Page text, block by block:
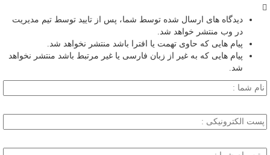
دیدگاه های ارسال شده توسط شما، پس از تایید توسط تیم مدیریت
در وب منتشر خواهد شد.
پیام هایی که حاوی تهمت یا افترا باشد منتشر نخواهد شد.
پیام هایی که به غیر از زبان فارسی یا غیر مرتبط باشد منتشر نخواهد
شد.